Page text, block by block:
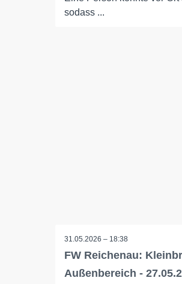
sodass ...
31.05.2026 – 18:38
FW Reichenau:
Außenbereich -